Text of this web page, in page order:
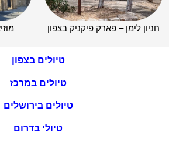
חניון לימן – פארק פיקניק בצפון
טיולים בצפון
טיולים במרכז
טיולים בירושלים
טיולי בדרום